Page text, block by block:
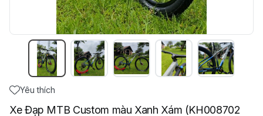
Yêu thích
Xe Đạp MTB Custom màu Xanh Xám (KH008702